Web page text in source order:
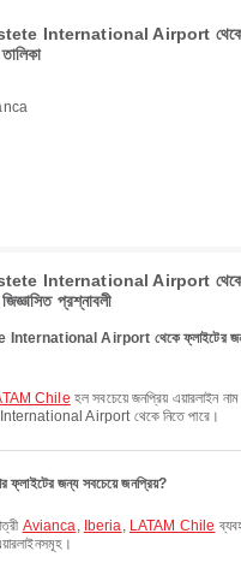
International Airport
International Airport
প্রশ্নাবলী
Airport থেকে ফ্লাইটের
Chile হল সবচেয়ে জনপ্রিয় এয়ারলাইন
Airport থেকে নিতে পারে।
ফ্লাইটের জন্য সবচেয়ে জনপ্রিয়?
Avianca, Iberia, LATAM Chile